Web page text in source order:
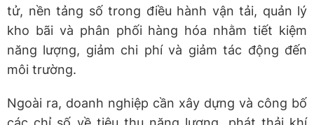
tử, nền tảng số trong điều hành vận tải, quản lý
kho bãi và phân phối hàng hóa nhằm tiết kiệm
năng lượng, giảm chi phí và giảm tác động đến
môi trường.
Ngoài ra, doanh nghiệp cần xây dựng và công bố